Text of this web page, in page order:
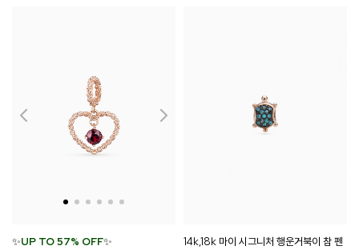
✨UP TO 57% OFF✨
14k,18k 마이 시그니처 행운거북이 참 펜